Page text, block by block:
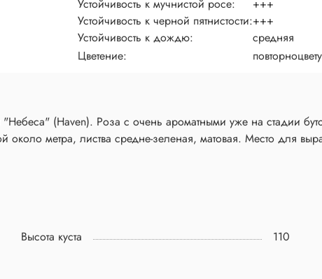
Устойчивость к мучнистой росе:
+++
Устойчивость к черной пятнистости:+++
Устойчивость к дождю:
средняя
Цветение:
(Haven). Роза с очень ароматными уже на стадии
около метра, листва средне-зеленая, матовая. Место для
Высота куста 110